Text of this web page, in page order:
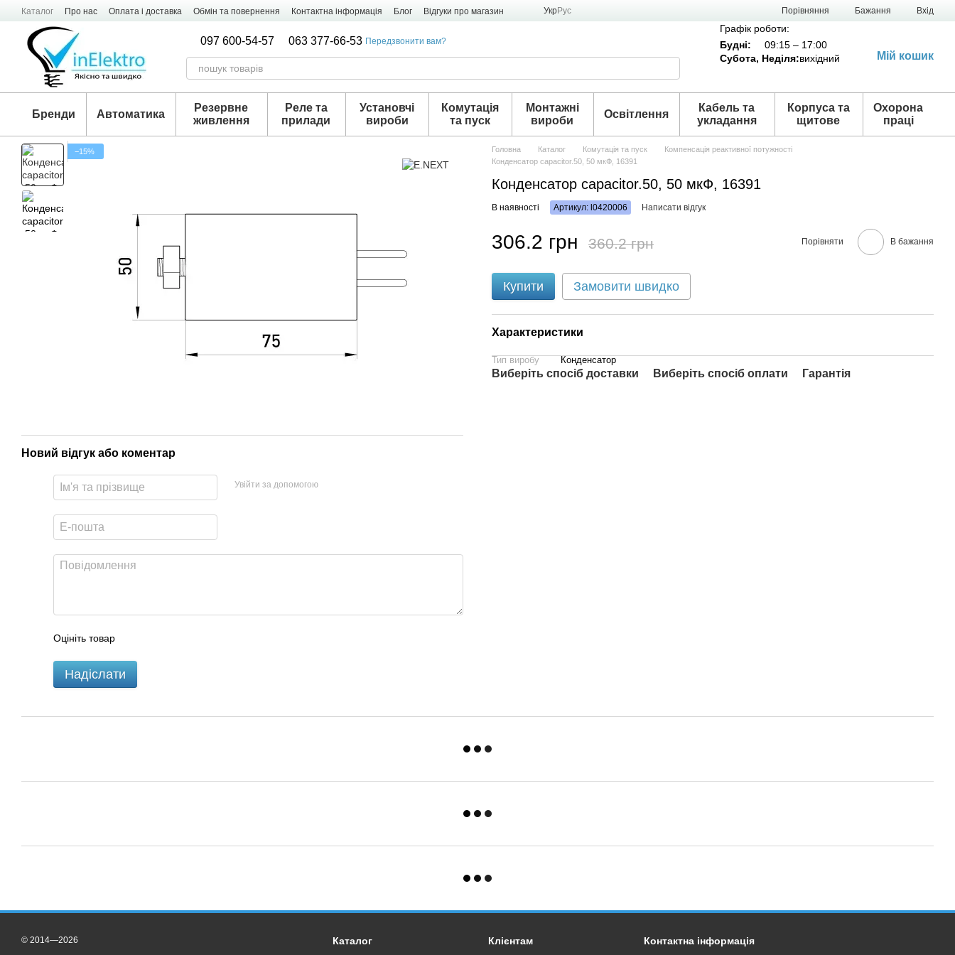
Перейти к основному контенту
Каталог Про нас Оплата і доставка Обмін та повернення Контактна інформація Блог Відгуки про магазин УкрРус Порівняння Бажання Вхід
097 600-54-57 063 377-66-53 Передзвонити вам?
Графік роботи:
Будні:
09:15 – 17:00
Субота, Неділя:вихідний Мій кошик
Бренди Автоматика
Резервне
живлення
Реле та
прилади
Установчі
вироби
Комутація
та пуск
Монтажні
вироби
Освітлення
Кабель та
укладання
Корпуса та
щитове
Охорона
праці
−15%
Новий відгук або коментар
Увійти за допомогою
Оцініть товар
Надіслати
Головна Каталог Комутація та пуск
Компенсація реактивної потужності
Кондeнсатор capacitor.50, 50 мкФ, 16391
Кондeнсатор capacitor.50, 50 мкФ, 16391
В наявності Артикул: l0420006 Написати відгук
306.2 грн 360.2 грн Порівняти В бажання
Купити Замовити швидко
Характеристики
Тип виробу Конденсатор
Виберіть спосіб доставки Виберіть спосіб оплати Гарантія
© 2014—2026 Каталог Клієнтам Контактна інформація